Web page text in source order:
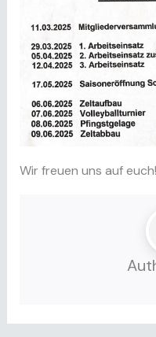
Wir freuen uns auf euch!